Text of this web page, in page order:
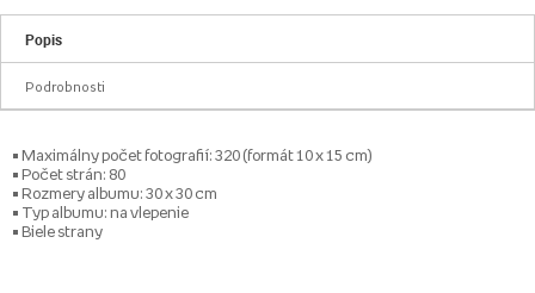
Popis
Podrobnosti
• Maximálny počet fotografií: 320 (formát 10 x 15 cm)
• Počet strán: 80
• Rozmery albumu: 30 x 30 cm
• Typ albumu: na vlepenie
• Biele strany